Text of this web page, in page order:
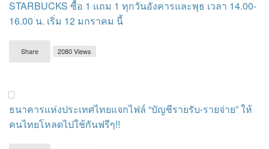
STARBUCKS ซื้อ 1 แถม 1 ทุกวันอังคารและพุธ เวลา 14.00-
16.00 น. เริ่ม 12 มกราคม นี้
Share 2080 Views
ธนาคารแห่งประเทศไทยแจกไฟล์ “บัญชีรายรับ-รายจ่าย” ให้
คนไทยโหลดไปใช้กันฟรีๆ!!